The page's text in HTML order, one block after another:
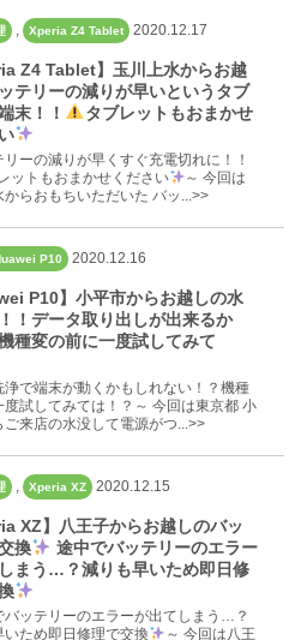
Xperia Z4 Tablet 2020.12.17
Z4 Tablet】玉川上水からお越
テリーの減りが早いというタブ
末！！
タブレットもおまかせ
リーの減りが早くすぐ充電切れに！！
ットもおまかせください
～ 今回は
からおもちいただいた バッ...>>
P10 2020.12.16
P10】小平市からお越しの水
！データ取り出しが出来るか
種変の前に一度試してみて
浄で端末が動くかもしれない！？機種
度試してみては！？～ 今回は東京都 小
ご来店の水没して電源がつ...>>
, Xperia XZ 2020.12.15
XZ】八王子からお越しのバッ
換
途中でバッテリーのエラー
まう…？減りも早いため即日修
バッテリーのエラーが出てしまう…？
いため即日修理で交換
～ 今回は八王